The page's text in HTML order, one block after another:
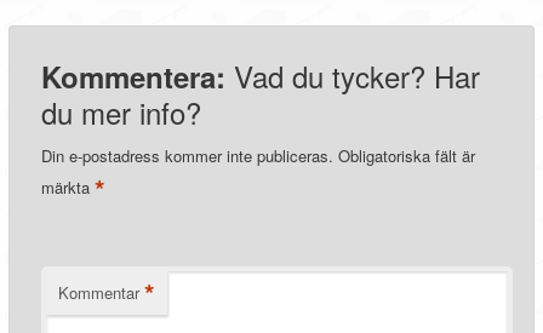
Kommentera: Vad du tycker? Har
du mer info?
Din e-postadress kommer inte publiceras. Obligatoriska fält är
märkta*
Kommentar *